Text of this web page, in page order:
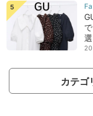
選
カテゴ